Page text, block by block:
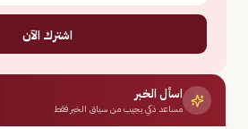
اشترك الآن
اسأل الخبر
مساعد ذكي يجيب من سياق الخبر فقط